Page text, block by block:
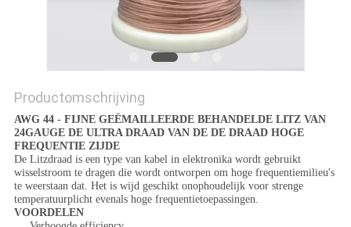
Productomschrijving
AWG 44 - FIJNE GEËMAILLEERDE BEHANDELDE LITZ VAN
24GAUGE DE ULTRA DRAAD VAN DE DE DRAAD HOGE
FREQUENTIE ZIJDE
De Litzdraad is een type van kabel in elektronika wordt gebruikt
wisselstroom te dragen die wordt ontworpen om hoge frequentiemilieu's
te weerstaan dat. Het is wijd geschikt onophoudelijk voor strenge
temperatuurplicht evenals hoge frequentietoepassingen.
VOORDELEN